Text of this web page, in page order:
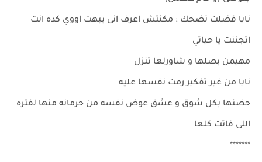
نايا فضلت تضحك : مكنتش اعرف انى ببهت اووي كده انت
اتجننت يا حياتي
مهيمن بصلها و شاورلها تنزل
نايا من غير تفكير رمت نفسها عليه
حضنها بكل شوق و عشق عوض نفسه من حرمانه منها لفتره
اللى فاتت كلها
*******